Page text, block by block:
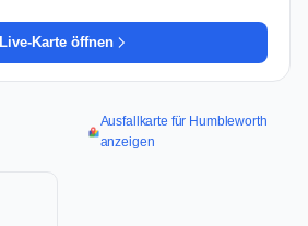
Live-Karte öffnen
Ausfallkarte für Humbleworth
anzeigen